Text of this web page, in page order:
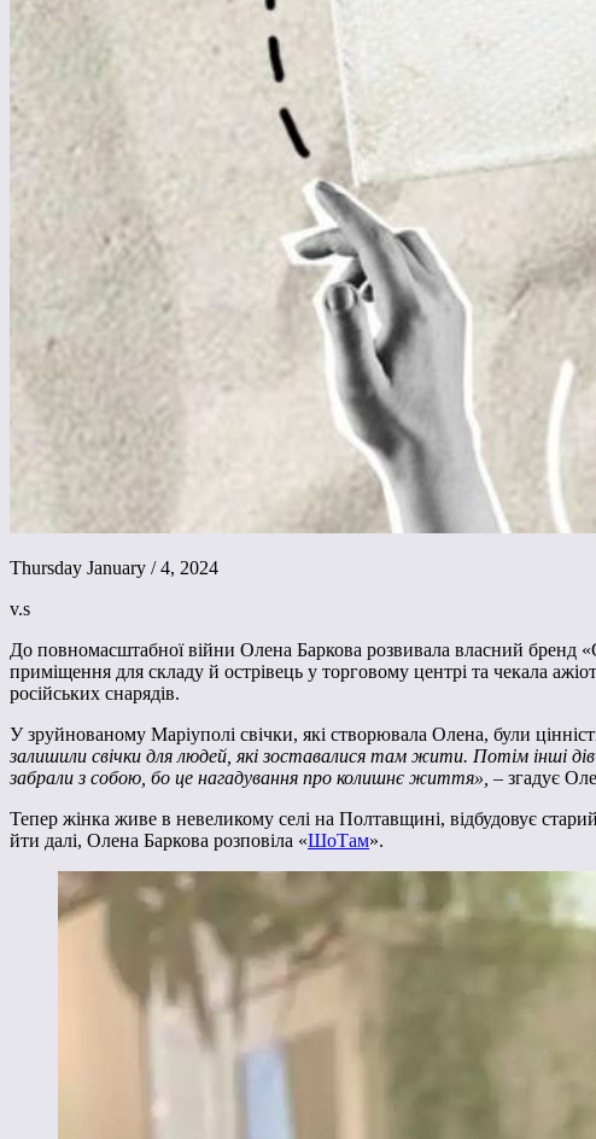
Thursday January / 4, 2024
v.s
До повномасштабної війни Олена Баркова розвивала власний бренд
приміщення для складу й острівець у торговому центрі та чекала
російських снарядів.
У зруйнованому Маріуполі свічки, які створювала Олена, були
залишили свічки для людей, які зоставалися там жити. Потім інші
забрали з собою, бо це нагадування про колишнє життя», – згадує
Тепер жінка живе в невеликому селі на Полтавщині, відбудовує
йти далі, Олена Баркова розповіла «ШоТам».